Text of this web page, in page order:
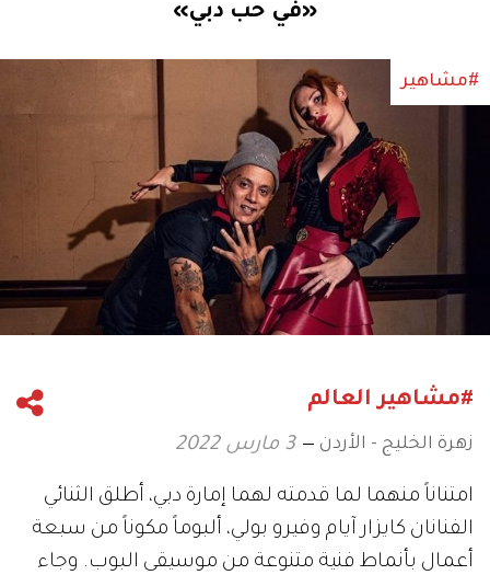
«في حب دبي»
#مشاهير
#مشاهير العالم
زهرة الخليج - الأردن 3 مارس 2022
امتناناً منهما لما قدمته لهما إمارة دبي، أطلق الثنائي
الفنانان كايزار آيام وفيرو بولي، ألبوماً مكوناً من سبعة
أعمال بأنماط فنية متنوعة من موسيقى البوب. وجاء